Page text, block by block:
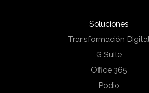
Soluciones
Transformación Digital
G Suite
Office 365
Podio